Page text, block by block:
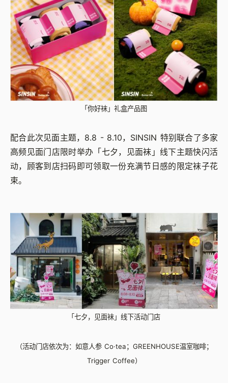
「你好袜」礼盒产品图
配合此次见面主题，8.8 - 8.10，SINSIN 特别联合了多家
高频见面门店限时举办「七夕，见面袜」线下主题快闪活
动，顾客到店扫码即可领取一份充满节日感的限定袜子花
束。
「七夕，见面袜」线下活动门店
（活动门店依次为：如意人参 Co·tea；GREENHOUSE温室咖啡；
Trigger Coffee）